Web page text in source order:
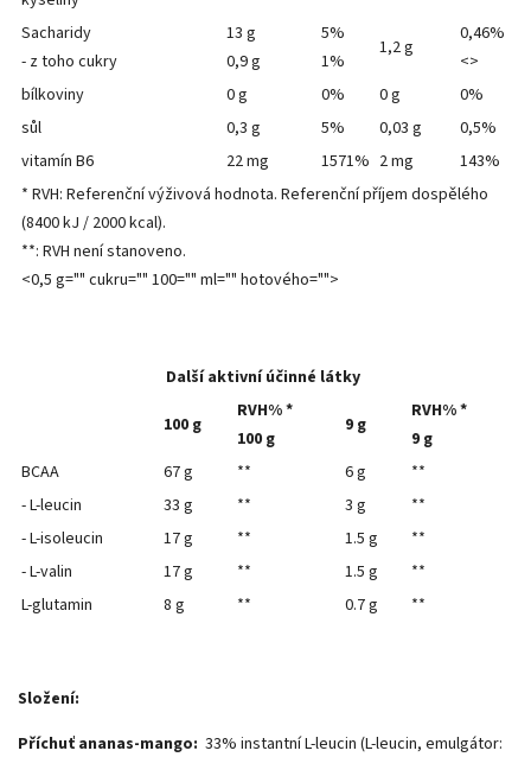
Sacharidy
- z toho cukry
13 g
0,9 g
5%
1%
1,2 g
0,46%
<>
bílkoviny
0 g 0% 0 g
0%
sůl
0,3 g 5% 0,03 g
0,5%
vitamín B6
22 mg 1571% 2 mg
143%
* RVH: Referenční výživová hodnota. Referenční příjem dospělého
(8400 kJ / 2000 kcal).
**: RVH není stanoveno.
<0,5 g="" cukru="" 100="" ml="" hotového="">
Další aktivní účinné látky
100 g
RVH% *
100 g
9 g
RVH% *
9 g
BCAA
67 g ** 6 g
**
- L-leucin
33 g ** 3 g
**
- L-isoleucin
17 g ** 1.5 g
**
- L-valin
17 g ** 1.5 g
**
L-glutamin
8 g ** 0.7 g **
Složení:
Příchuť ananas-mango: 33% instantní L-leucin (L-leucin, emulgátor: